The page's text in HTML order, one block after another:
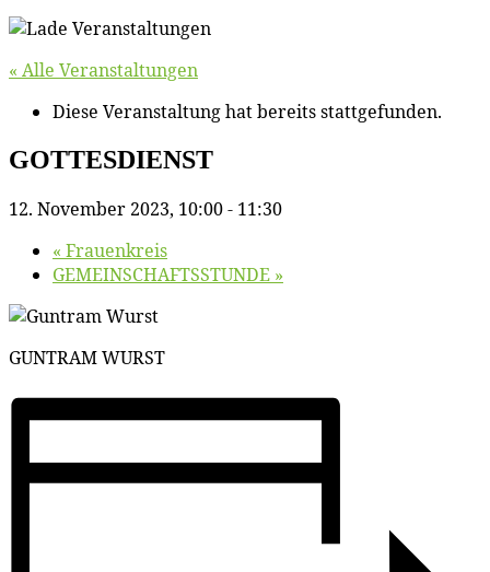
« Alle Veranstaltungen
Diese Veranstaltung hat bereits stattgefunden.
GOTTESDIENST
12. November 2023, 10:00- 11:30
« Frau­en­kreis
GEMEINSCHAFTSSTUNDE »
GUNTRAM WURST